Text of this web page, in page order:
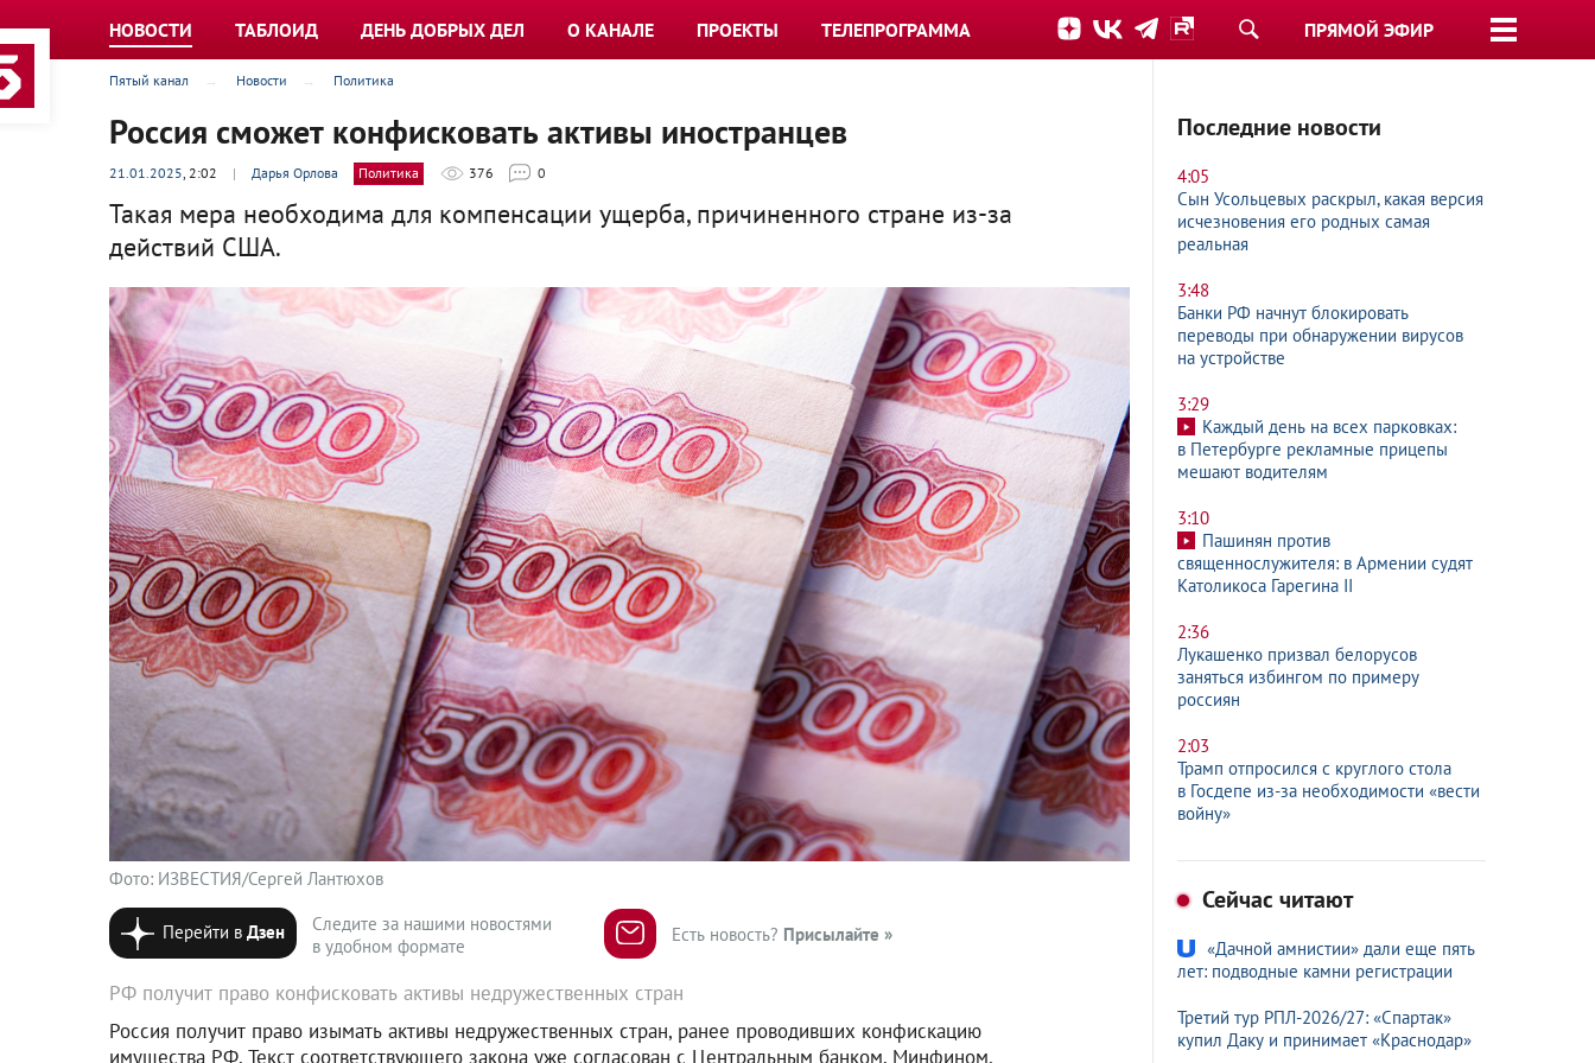
ПРЯМОЙ ЭФИР
НОВОСТИ ТАБЛОИД ДЕНЬ ДОБРЫХ ДЕЛ О КАНАЛЕ ПРОЕКТЫ ТЕЛЕПРОГРАММА
Пятый канал Новости Политика
Россия сможет конфисковать активы иностранцев
21.01.2025, 2:02 | Дарья Орлова Политика 376 0
Такая мера необходима для компенсации ущерба, причиненного стране из-за
действий США.
Фото: ИЗВЕСТИЯ/Сергей Лантюхов
Перейти вДзен
Следите за нашими новостями
в удобном формате
Есть новость? Присылайте »
РФ получит право конфисковать активы недружественных стран
Россия получит право изымать активы недружественных стран, ранее проводивших конфискацию
имущества РФ. Текст соответствующего закона уже согласован с Центральным банком, Минфином,
Последние новости
4:05
Сын Усольцевых раскрыл, какая версия
исчезновения его родных самая
реальная
3:48
Банки РФ начнут блокировать
переводы при обнаружении вирусов
на устройстве
3:29
Каждый день на всех парковках:
в Петербурге рекламные прицепы
мешают водителям
3:10
Пашинян против
священнослужителя: в Армении судят
Католикоса Гарегина II
2:36
Лукашенко призвал белорусов
заняться избингом по примеру
россиян
2:03
Трамп отпросился с круглого стола
в Госдепе из-за необходимости «вести
войну»
Сейчас читают
«Дачной амнистии» дали еще пять
лет: подводные камни регистрации
Третий тур РПЛ-2026/27: «Спартак»
купил Даку и принимает «Краснодар»